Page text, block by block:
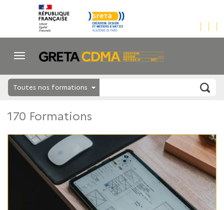
Toutes nos formations
170 Formations